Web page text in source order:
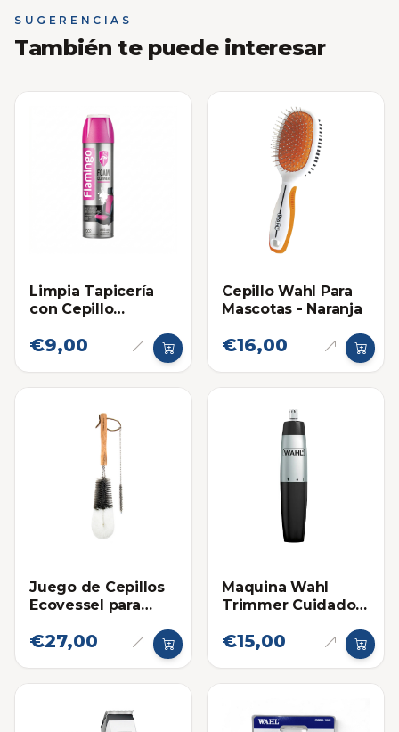
SUGERENCIAS
También te puede interesar
Limpia Tapicería
con Cepillo
€9,00
Cepillo Wahl Para
Mascotas - Naranja
€16,00
Juego de Cepillos
Ecovessel para
€27,00
Maquina Wahl
Trimmer Cuidado
y Orejas
€15,00